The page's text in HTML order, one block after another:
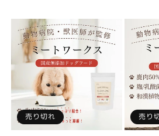
売り切れ 売り